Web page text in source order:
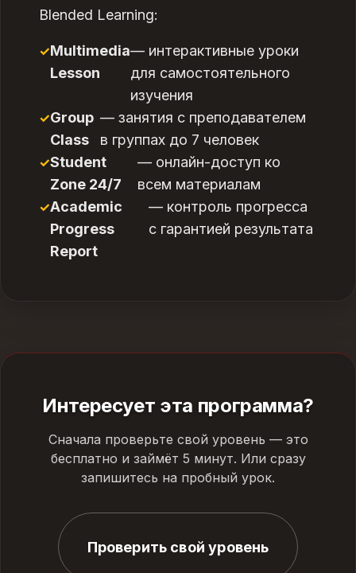
Blended Learning:
Multimedia
Lesson
— интерактивные уроки
для самостоятельного
изучения
Group
Class
— занятия с преподавателем
в группах до 7 человек
Student
Zone 24/7
— онлайн-доступ ко
всем материалам
Academic
Progress
Report
— контроль прогресса
с гарантией результата
Интересует эта программа?
Сначала проверьте свой уровень — это
бесплатно и займёт 5 минут. Или сразу
запишитесь на пробный урок.
Проверить свой уровень